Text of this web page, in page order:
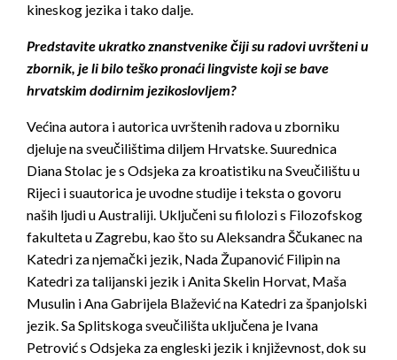
kineskog jezika i tako dalje.
Predstavite ukratko znanstvenike čiji su radovi uvršteni u
zbornik, je li bilo teško pronaći lingviste koji se bave
hrvatskim dodirnim jezikoslovljem?
Većina autora i autorica uvrštenih radova u zborniku
djeluje na sveučilištima diljem Hrvatske. Suurednica
Diana Stolac je s Odsjeka za kroatistiku na Sveučilištu u
Rijeci i suautorica je uvodne studije i teksta o govoru
naših ljudi u Australiji. Uključeni su filolozi s Filozofskog
fakulteta u Zagrebu, kao što su Aleksandra Ščukanec na
Katedri za njemački jezik, Nada Županović Filipin na
Katedri za talijanski jezik i Anita Skelin Horvat, Maša
Musulin i Ana Gabrijela Blažević na Katedri za španjolski
jezik. Sa Splitskoga sveučilišta uključena je Ivana
Petrović s Odsjeka za engleski jezik i književnost, dok su